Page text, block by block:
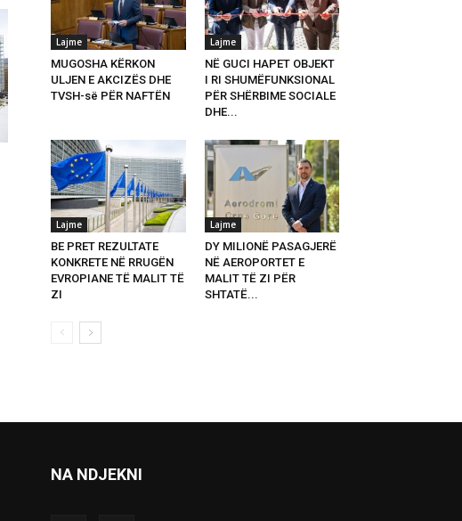
Lajme
MUGOSHA KËRKON
ULJEN E AKCIZËS DHE
TVSH-së PËR NAFTËN
Lajme
NË GUCI HAPET OBJEKT
I RI SHUMËFUNKSIONAL
PËR SHËRBIME SOCIALE
DHE...
Lajme
BE PRET REZULTATE
KONKRETE NË RRUGËN
EVROPIANE TË MALIT TË
ZI
Lajme
DY MILIONË PASAGJERË
NË AEROPORTET E
MALIT TË ZI PËR
SHTATË...
NA NDJEKNI